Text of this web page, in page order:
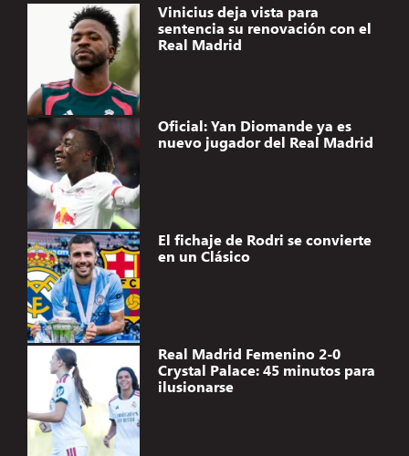
Vinicius deja vista para
sentencia su renovación con el
Real Madrid
Oficial: Yan Diomande ya es
nuevo jugador del Real Madrid
El fichaje de Rodri se convierte
en un Clásico
Real Madrid Femenino 2-0
Crystal Palace: 45 minutos para
ilusionarse